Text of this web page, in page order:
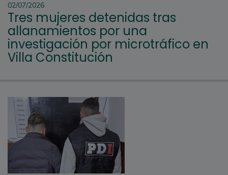
02/07/2026
Tres mujeres detenidas tras
allanamientos por una
investigación por microtráfico en
Villa Constitución